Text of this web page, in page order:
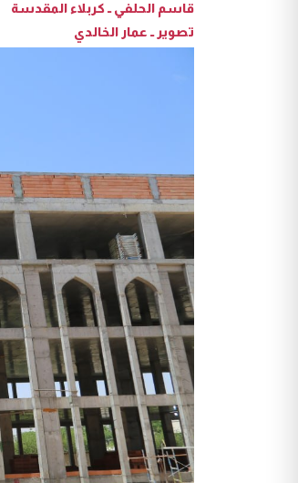
قاسم الحلفي ــ كربلاء المقدسة
تصوير ــ عمار الخالدي